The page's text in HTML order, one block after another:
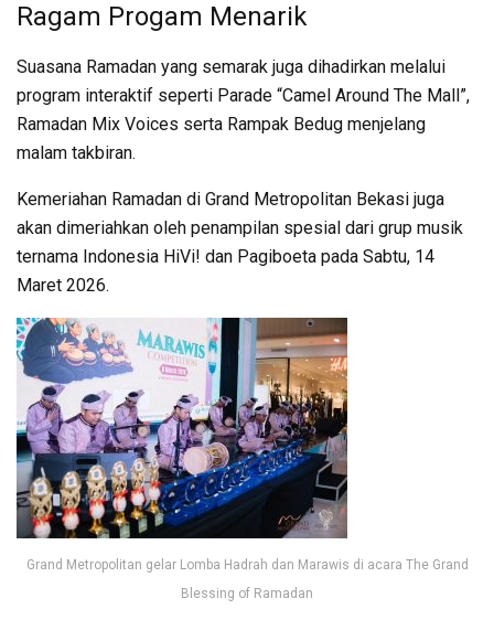
Ragam Progam Menarik
Suasana Ramadan yang semarak juga dihadirkan melalui
program interaktif seperti Parade “Camel Around The Mall”,
Ramadan Mix Voices serta Rampak Bedug menjelang
malam takbiran.
Kemeriahan Ramadan di Grand Metropolitan Bekasi juga
akan dimeriahkan oleh penampilan spesial dari grup musik
ternama Indonesia HiVi! dan Pagiboeta pada Sabtu, 14
Maret 2026.
Grand Metropolitan gelar Lomba Hadrah dan Marawis di acara The Grand
Blessing of Ramadan